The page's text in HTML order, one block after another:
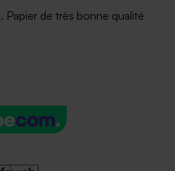
de très bonne qualité